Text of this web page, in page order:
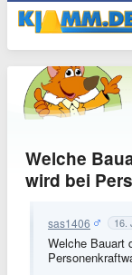
Welche
wird bei
sas1406 16.
Welche Bauart